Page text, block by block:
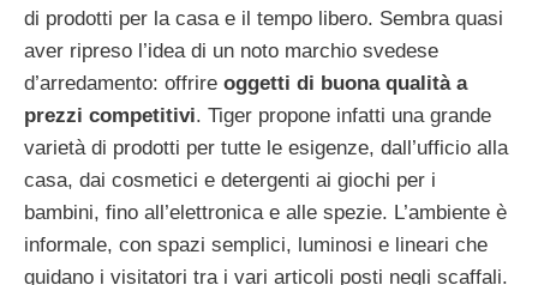
di prodotti per la casa e il tempo libero. Sembra quasi
aver ripreso l’idea di un noto marchio svedese
d’arredamento: offrire oggetti di buona qualità a
prezzi competitivi. Tiger propone infatti una grande
varietà di prodotti per tutte le esigenze, dall’ufficio alla
casa, dai cosmetici e detergenti ai giochi per i
bambini, fino all’elettronica e alle spezie. L’ambiente è
informale, con spazi semplici, luminosi e lineari che
guidano i visitatori tra i vari articoli posti negli scaffali.